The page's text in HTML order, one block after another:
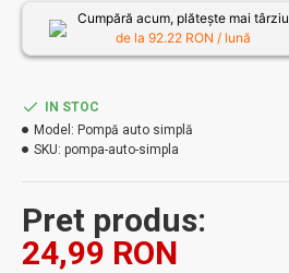
Pret produs:
24,99 RON
IN STOC
Model: Pompă auto simplă
SKU: pompa-auto-simpla
Cumpără acum, plătește mai târziu
de la 92.22 RON / lună